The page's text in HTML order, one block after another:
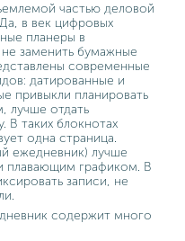
частью деловой
в век цифровых
планеры в
заменить бумажные
современные
датированные и
привыкли планировать
лучше отдать
В таких блокнотах
одна страница.
ежедневник) лучше
плавающим графиком. В
записи, не
содержит много